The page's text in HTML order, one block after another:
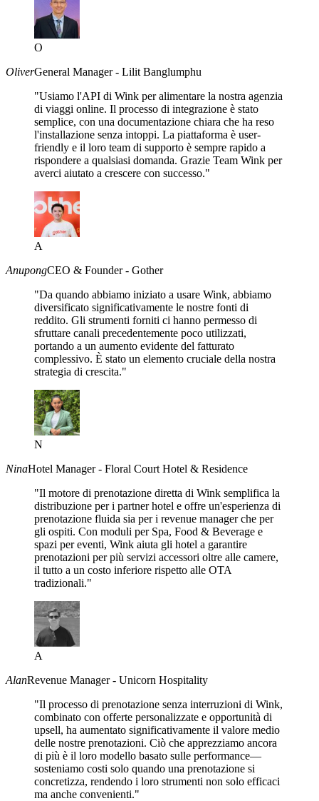
O
OliverGeneral Manager - Lilit Banglumphu
"Usiamo l'API di Wink per alimentare la nostra agenzia
di viaggi online. Il processo di integrazione è stato
semplice, con una documentazione chiara che ha reso
l'installazione senza intoppi. La piattaforma è user-
friendly e il loro team di supporto è sempre rapido a
rispondere a qualsiasi domanda. Grazie Team Wink per
averci aiutato a crescere con successo."
A
AnupongCEO & Founder - Gother
"Da quando abbiamo iniziato a usare Wink, abbiamo
diversificato significativamente le nostre fonti di
reddito. Gli strumenti forniti ci hanno permesso di
sfruttare canali precedentemente poco utilizzati,
portando a un aumento evidente del fatturato
complessivo. È stato un elemento cruciale della nostra
strategia di crescita."
N
NinaHotel Manager - Floral Court Hotel & Residence
"Il motore di prenotazione diretta di Wink semplifica la
distribuzione per i partner hotel e offre un'esperienza di
prenotazione fluida sia per i revenue manager che per
gli ospiti. Con moduli per Spa, Food & Beverage e
spazi per eventi, Wink aiuta gli hotel a garantire
prenotazioni per più servizi accessori oltre alle camere,
il tutto a un costo inferiore rispetto alle OTA
tradizionali."
A
AlanRevenue Manager - Unicorn Hospitality
"Il processo di prenotazione senza interruzioni di Wink,
combinato con offerte personalizzate e opportunità di
upsell, ha aumentato significativamente il valore medio
delle nostre prenotazioni. Ciò che apprezziamo ancora
di più è il loro modello basato sulle performance—
sosteniamo costi solo quando una prenotazione si
concretizza, rendendo i loro strumenti non solo efficaci
ma anche convenienti."